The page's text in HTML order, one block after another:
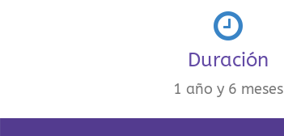
Duración
1 año y 6 meses